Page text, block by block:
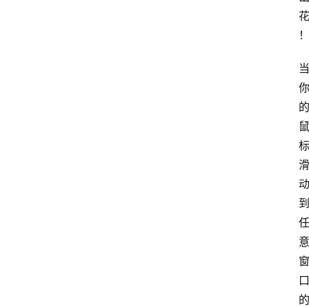
花
！
当
你
的
鼠
标
滑
动
到
任
意
窗
口
的